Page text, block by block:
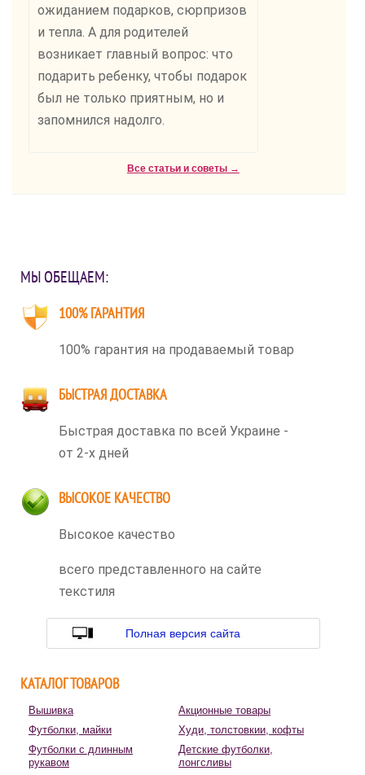
ожиданием подарков, сюрпризов
и тепла. А для родителей
возникает главный вопрос: что
подарить ребенку, чтобы подарок
был не только приятным, но и
запомнился надолго.
Все статьи и советы →
МЫ ОБЕЩАЕМ:
100% ГАРАНТИЯ
100% гарантия на продаваемый товар
БЫСТРАЯ ДОСТАВКА
Быстрая доставка по всей Украине -
от 2-х дней
ВЫСОКОЕ КАЧЕСТВО
Высокое качество
всего представленного на сайте
текстиля
Полная версия сайта
КАТАЛОГ ТОВАРОВ
Вышивка
Акционные товары
Футболки, майки
Худи, толстовкии, кофты
Футболки с длинным
рукавом
Детские футболки,
лонгсливы